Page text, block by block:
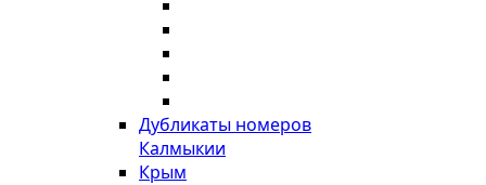
Дубликаты номеров
Калмыкии
Крым